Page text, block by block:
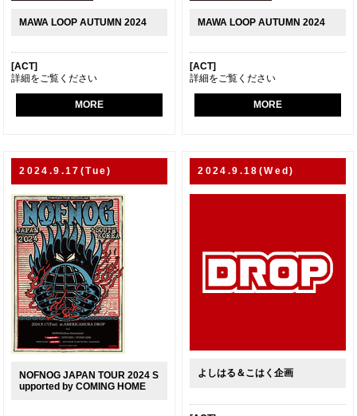
MAWA LOOP AUTUMN 2024
[ACT]
詳細をご覧ください
MORE
MAWA LOOP AUTUMN 2024
[ACT]
詳細をご覧ください
MORE
2024.9.17(Tue)
NOFNOG JAPAN TOUR 2024 S
upported by COMING HOME
2024.9.18(Wed)
よしはる＆こはく企画